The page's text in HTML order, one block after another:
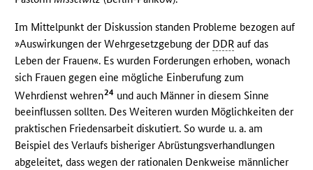
Im Mittelpunkt der Diskussion standen Probleme bezogen auf
»Auswirkungen der Wehrgesetzgebung der DDR auf das
Leben der Frauen«. Es wurden Forderungen erhoben, wonach
sich Frauen gegen eine mögliche Einberufung zum
Wehrdienst wehren24 und auch Männer in diesem Sinne
beeinflussen sollten. Des Weiteren wurden Möglichkeiten der
praktischen Friedensarbeit diskutiert. So wurde u. a. am
Beispiel des Verlaufs bisheriger Abrüstungsverhandlungen
abgeleitet, dass wegen der rationalen Denkweise männlicher